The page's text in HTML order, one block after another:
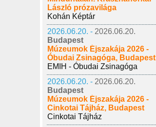
László prózavilága
Kohán Képtár
2026.06.20. - 2026.06.20.
Budapest
Múzeumok Éjszakája 2026 -
Óbudai Zsinagóga, Budapest
EMIH - Óbudai Zsinagóga
2026.06.20. - 2026.06.20.
Budapest
Múzeumok Éjszakája 2026 -
Cinkotai Tájház, Budapest
Cinkotai Tájház